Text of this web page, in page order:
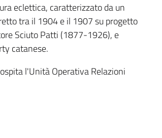
eclettica, caratterizzato da un
tra il 1904 e il 1907 su progetto
Sciuto Patti (1877-1926), e
catanese.
l'Unità Operativa Relazioni